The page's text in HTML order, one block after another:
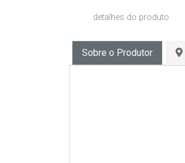
detalhes do produto
Sobre o Produtor